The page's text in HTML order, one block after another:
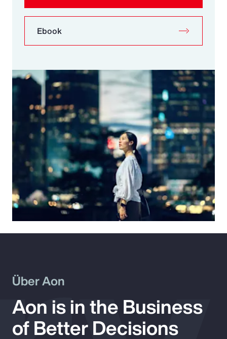
Ebook
Über Aon
Aon is in the Business
of Better Decisions